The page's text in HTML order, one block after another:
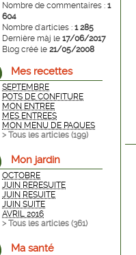
Nombre de commentaires : 1
604
Nombre d'articles : 1 285
Dernière màj le 17/06/2017
Blog créé le 21/05/2008
Mes recettes
SEPTEMBRE
POTS DE CONFITURE
MON ENTREE
MES ENTREES
MON MENU DE PAQUES
> Tous les articles (199)
Mon jardin
OCTOBRE
JUIN RERESUITE
JUIN RESUITE
JUIN SUITE
AVRIL 2016
> Tous les articles (361)
Ma santé